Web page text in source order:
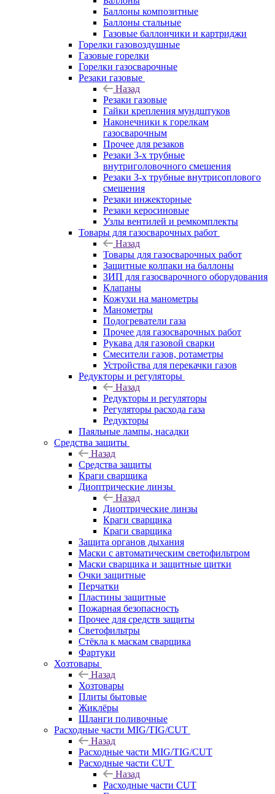
Баллоны композитные
Баллоны стальные
Газовые баллончики и картриджи
Горелки газовоздушные
Газовые горелки
Горелки газосварочные
Резаки газовые
Назад
Резаки газовые
Гайки крепления мундштуков
Наконечники к горелкам
газосварочным
Прочее для резаков
Резаки 3-х трубные
внутриголовочного смешения
Резаки 3-х трубные внутрисоплового
смешения
Резаки инжекторные
Резаки керосиновые
Узлы вентилей и ремкомплекты
Товары для газосварочных работ
Назад
Товары для газосварочных работ
Защитные колпаки на баллоны
ЗИП для газосварочного оборудования
Клапаны
Кожухи на манометры
Манометры
Подогреватели газа
Прочее для газосварочных работ
Рукава для газовой сварки
Смесители газов, ротаметры
Устройства для перекачки газов
Редукторы и регуляторы
Назад
Редукторы и регуляторы
Регуляторы расхода газа
Редукторы
Паяльные лампы, насадки
Средства защиты
Назад
Средства защиты
Краги сварщика
Диоптрические линзы
Назад
Диоптрические линзы
Краги сварщика
Краги сварщика
Защита органов дыхания
Маски с автоматическим светофильтром
Маски сварщика и защитные щитки
Очки защитные
Перчатки
Пластины защитные
Пожарная безопасность
Прочее для средств защиты
Светофильтры
Стёкла к маскам сварщика
Фартуки
Хозтовары
Назад
Хозтовары
Плиты бытовые
Жиклёры
Шланги поливочные
Расходные части MIG/TIG/CUT
Назад
Расходные части MIG/TIG/CUT
Расходные части CUT
Назад
Расходные части CUT